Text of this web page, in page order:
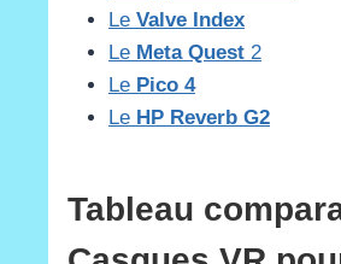
Le Valve Index
Le Meta Quest 2
Le Pico 4
Le HP Reverb G2
Tableau